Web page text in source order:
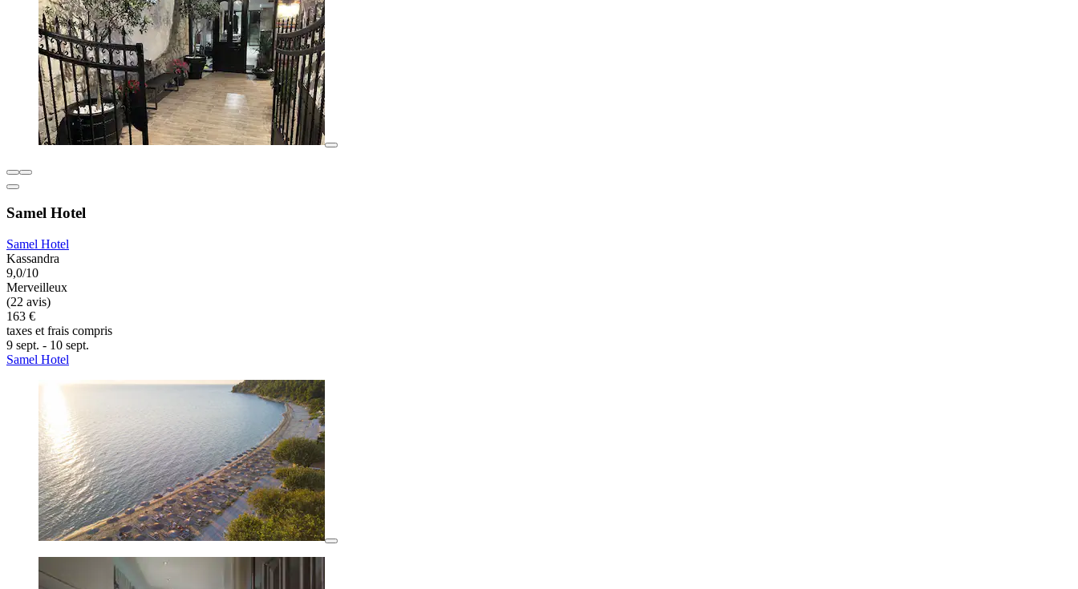
Samel Hotel
Samel Hotel
Kassandra
9,0/10
Merveilleux
(22 avis)
163 €
taxes et frais compris
9 sept. - 10 sept.
Samel Hotel